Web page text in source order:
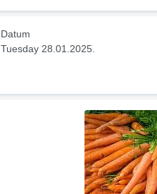
Datum
Tuesday 28.01.2025.